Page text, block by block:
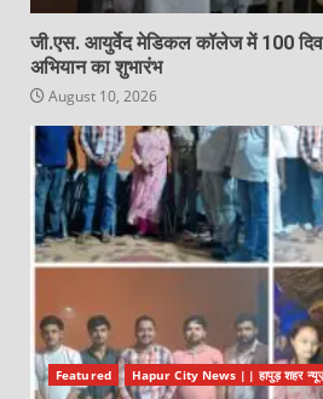
जी.एस. आयुर्वेद मेडिकल कॉलेज में 100
अभियान का शुभारंभ
August 10, 2026
Featured Hapur City News || हापुड़ शहर